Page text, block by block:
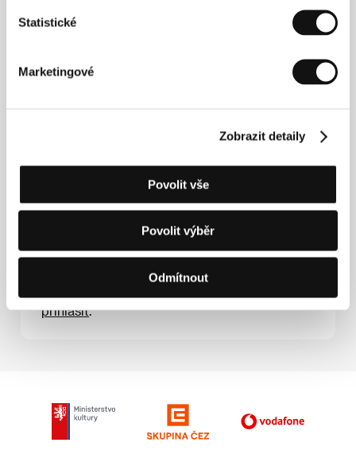
Statistické
Marketingové
Zobrazit detaily
Povolit vše
Povolit výběr
Odmítnout
Vyhledat a poptat ubytování
Pokud chcete vyhledat možnosti ubytování
pro konkrétní dobu pobytu, je nutné se
přihlásit.